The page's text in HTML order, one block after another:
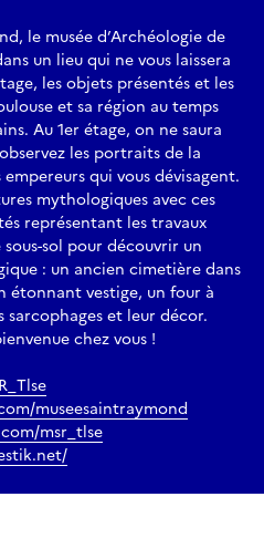
le musée d’Archéologie de
un lieu qui ne vous laissera
les objets présentés et les
et sa région au temps
Au 1er étage, on ne saura
les portraits de la
qui vous dévisagent.
mythologiques avec ces
représentant les travaux
sol pour découvrir un
: un ancien cimetière dans
étonnant vestige, un four à
sarcophages et leur décor.
chez vous !
museesaintraymond
msr_tlse